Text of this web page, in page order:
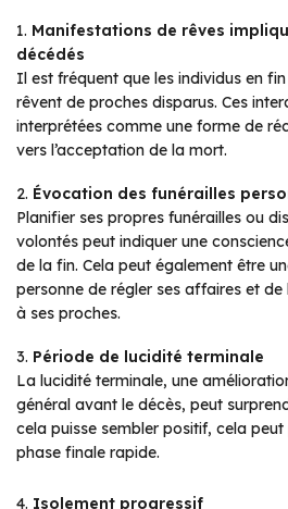
1. Manifestations de rêves
décédés
Il est fréquent que les individus en
rêvent de proches disparus. Ces
interprétées comme une forme de
vers l’acceptation de la mort.
2. Évocation des funérailles
Planifier ses propres funérailles ou
volontés peut indiquer une
de la fin. Cela peut également être
personne de régler ses affaires et
à ses proches.
3. Période de lucidité terminale
La lucidité terminale, une
général avant le décès, peut
cela puisse sembler positif, cela
phase finale rapide.
4. Isolement progressif